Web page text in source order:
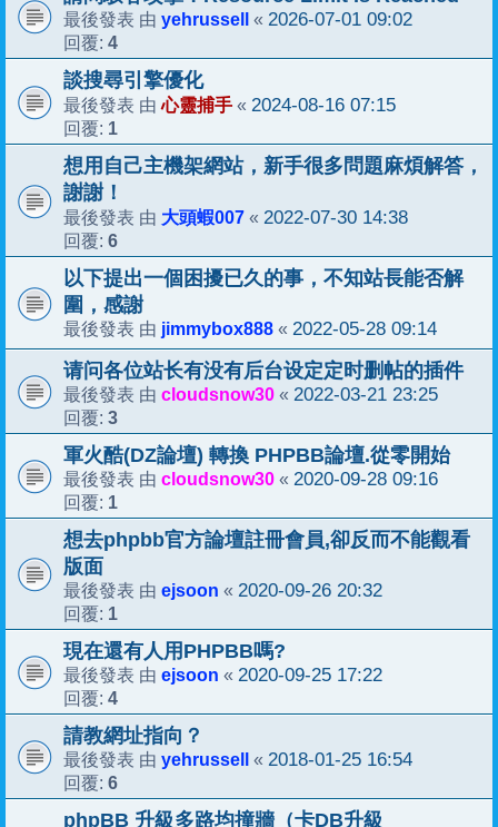
最後發表 由 yehrussell « 2026-07-01 09:02
回覆: 4
談搜尋引擎優化
最後發表 由心靈捕手 « 2024-08-16 07:15
回覆: 1
想用自己主機架網站，新手很多問題麻煩解答，
謝謝！
最後發表 由 大頭蝦007 « 2022-07-30 14:38
回覆: 6
以下提出一個困擾已久的事，不知站長能否解
圍，感謝
最後發表 由 jimmybox888 « 2022-05-28 09:14
请问各位站长有没有后台设定定时删帖的插件
最後發表 由 cloudsnow30 « 2022-03-21 23:25
回覆: 3
軍火酷(DZ論壇) 轉換 PHPBB論壇.從零開始
最後發表 由 cloudsnow30 « 2020-09-28 09:16
回覆: 1
想去phpbb官方論壇註冊會員,卻反而不能觀看
版面
最後發表 由 ejsoon « 2020-09-26 20:32
回覆: 1
現在還有人用PHPBB嗎?
最後發表 由 ejsoon « 2020-09-25 17:22
回覆: 4
請教網址指向？
最後發表 由 yehrussell « 2018-01-25 16:54
回覆: 6
phpBB 升級多路均撞牆（卡DB升級